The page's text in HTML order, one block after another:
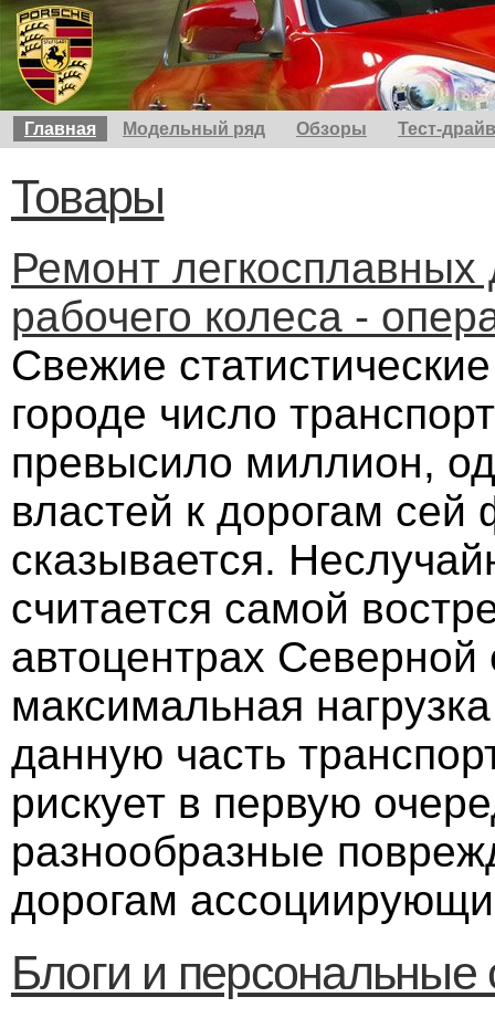
Главная Модельный ряд Обзоры Тест-
Товары
Ремонт легкосплавных
рабочего колеса -
Свежие
городе число
превысило миллион,
властей к дорогам сей
сказывается.
считается самой
автоцентрах Северной
максимальная
данную часть
рискует в первую
разнообразные
дорогам
Блоги и персональные